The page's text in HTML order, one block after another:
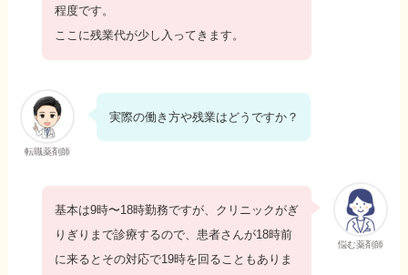
程度です。
ここに残業代が少し入ってきます。
転職薬剤師
実際の働き方や残業はどうですか？
悩む薬剤師
基本は9時〜18時勤務ですが、クリニックがぎ
りぎりまで診療するので、患者さんが18時前
に来るとその対応で19時を回ることもありま